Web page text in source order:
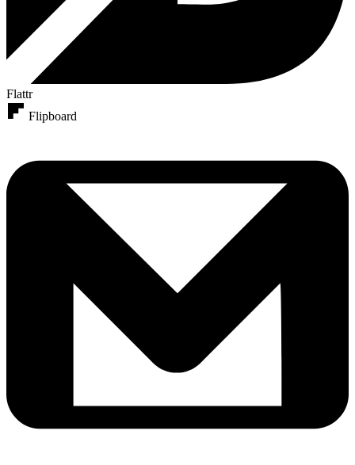
Flattr
Flipboard